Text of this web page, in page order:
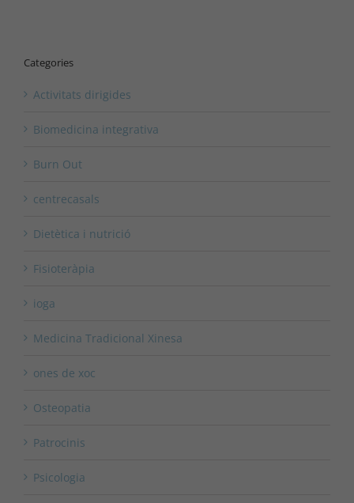
Categories
Activitats dirigides
Biomedicina integrativa
Burn Out
centrecasals
Dietètica i nutrició
Fisioteràpia
ioga
Medicina Tradicional Xinesa
ones de xoc
Osteopatia
Patrocinis
Psicologia